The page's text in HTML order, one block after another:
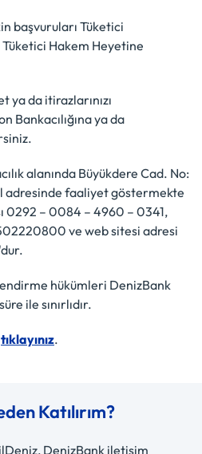
başvuruları Tüketici
Hakem Heyetine
ya da itirazlarınızı
ya da
alanında Büyükdere Cad. No:
adresinde faaliyet göstermekte
0292 – 0084 – 4960 – 0341,
ve web sitesi adresi
hükümleri DenizBank
ile sınırlıdır.
tıklayınız.
Katılırım?
DenizBank iletişim